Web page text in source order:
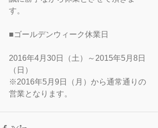
す。
■ゴールデンウィーク休業日
2016年4月30日（土）～2015年5月8日
（日）
※2016年5月9日（月）から通常通りの
営業となります。